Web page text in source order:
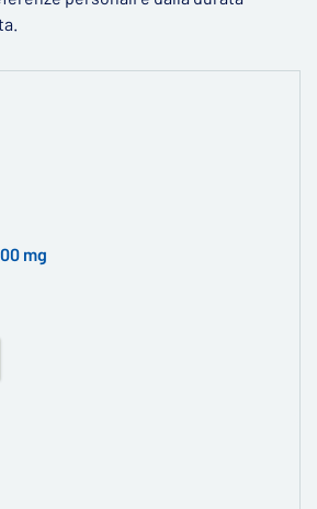
mg